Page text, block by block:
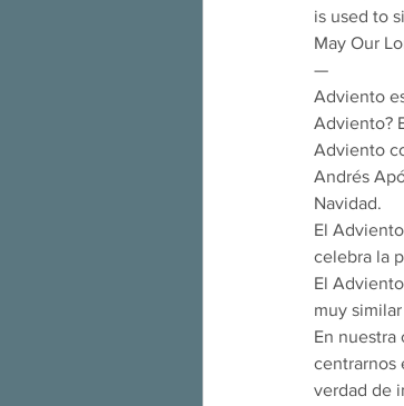
is used to
May Our
—
Adviento
Adviento?
Adviento
Andrés
Navidad.
El
celebra la
El
muy
En nuestra
centrarnos
verdad de